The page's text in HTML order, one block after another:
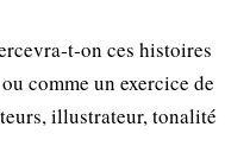
ces histoires
comme un exercice de
illustrateur, tonalité